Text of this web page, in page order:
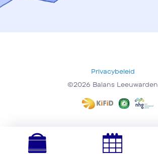
Privacybeleid
©2026 Balans Leeuwarden